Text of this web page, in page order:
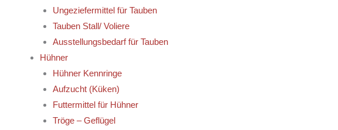
Ungeziefermittel für Tauben
Tauben Stall/ Voliere
Ausstellungsbedarf für Tauben
Hühner
Hühner Kennringe
Aufzucht (Küken)
Futtermittel für Hühner
Tröge – Geflügel